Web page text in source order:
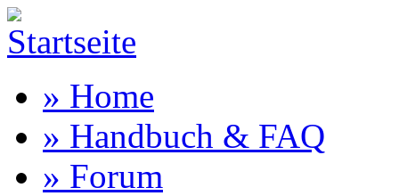
» Home
» Handbuch & FAQ
» Forum